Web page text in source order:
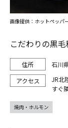
こだわりの黒
石川
JR北
すぐ
画像提供：ホットペッパ
焼肉・ホルモン